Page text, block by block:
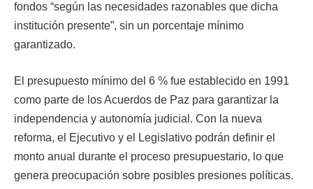
fondos “según las necesidades razonables que dicha
institución presente”, sin un porcentaje mínimo
garantizado.
El presupuesto mínimo del 6 % fue establecido en 1991
como parte de los Acuerdos de Paz para garantizar la
independencia y autonomía judicial. Con la nueva
reforma, el Ejecutivo y el Legislativo podrán definir el
monto anual durante el proceso presupuestario, lo que
genera preocupación sobre posibles presiones políticas.